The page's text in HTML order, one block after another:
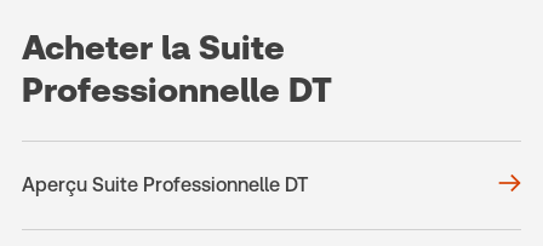
Acheter la Suite
Professionnelle DT
Aperçu Suite Professionnelle DT